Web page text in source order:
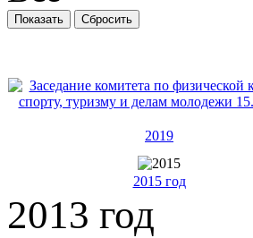
2019
2015 год
2013 год